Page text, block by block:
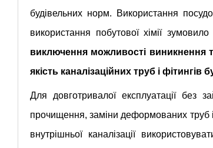
будівельних норм.
Використання
використання побутової хімії
виключення можливості виникнення
якість каналізаційних труб і
Для довготривалої експлуатації без
прочищення, заміни деформованих труб
внутрішньої каналізації